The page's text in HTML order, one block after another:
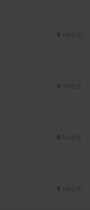
346公尺